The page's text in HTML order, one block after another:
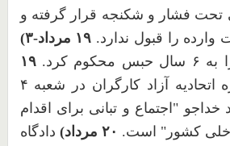
تحت فشار و شکنجه قرار گرفته و
را قبول ندارد. ۱۹ مرداد-۳)
به ۶ سال حبس محکوم کرد.۱۹
اتحادیه آزاد کارگران در شعبه ۴
"اجتماع و تبانی برای اقدام
کشور" است. ۲۰ مرداد) دادگاه